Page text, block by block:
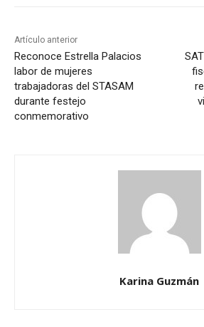
Artículo anterior
Reconoce Estrella Palacios
labor de mujeres
trabajadoras del STASAM
durante festejo
conmemorativo
Karina Guzmán